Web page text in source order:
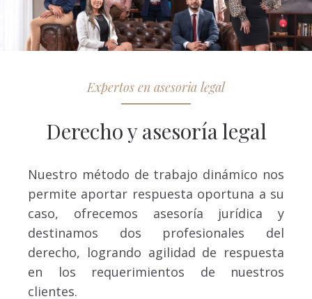
Expertos en asesoria legal
Derecho y asesoría legal
Nuestro método de trabajo dinámico nos
permite aportar respuesta oportuna a su
caso, ofrecemos asesoría jurídica y
destinamos dos profesionales del
derecho, logrando agilidad de respuesta
en los requerimientos de nuestros
clientes.